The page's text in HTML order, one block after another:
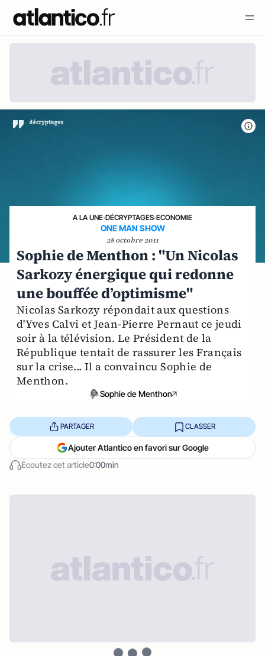
A LA UNE›DÉCRYPTAGES›ECONOMIE
ONE MAN SHOW
28 octobre 2011
Sophie de Menthon : "Un Nicolas
Sarkozy énergique qui redonne
une bouffée d’optimisme"
Nicolas Sarkozy répondait aux questions
d'Yves Calvi et Jean-Pierre Pernaut ce jeudi
soir à la télévision. Le Président de la
République tentait de rassurer les Français
sur la crise... Il a convaincu Sophie de
Menthon.
Sophie de Menthon
Écoutez cet article0:00min
PARTAGER CLASSER
Ajouter Atlantico en favori sur Google